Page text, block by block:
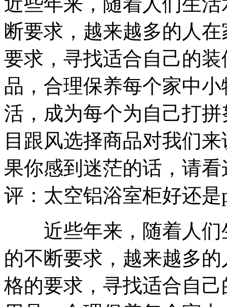
断要求，越来越多的人
要求，寻找适合自己的
品，合理保养每个家中
活，成为每个为自己打
目跟风选择商品对我们
果你感到迷茫的话，请
评：太空铝浴室柜好还是
近些年来，随着人们
的不断要求，越来越多
格的要求，寻找适合自